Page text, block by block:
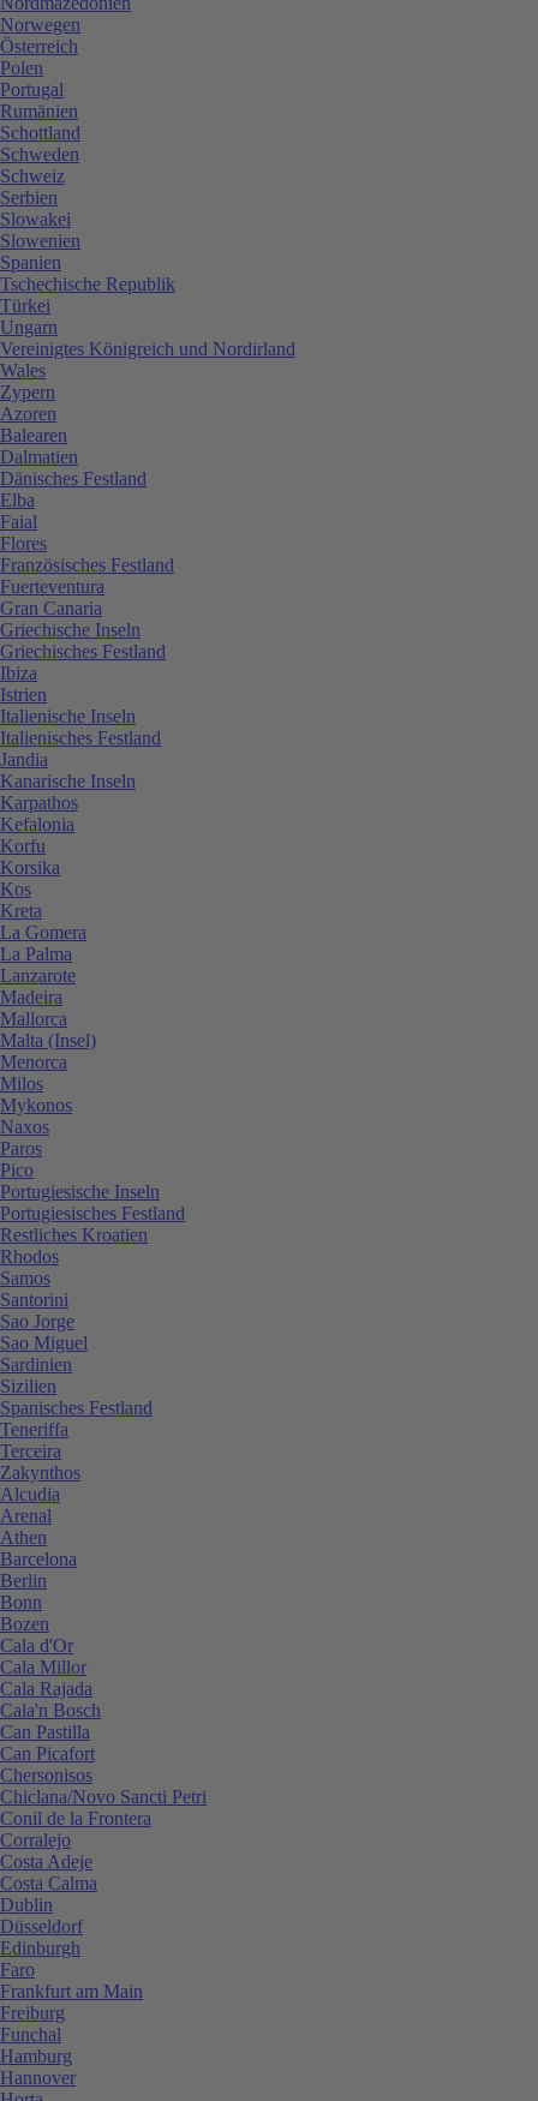
Norwegen
Österreich
Polen
Portugal
Rumänien
Schottland
Schweden
Schweiz
Serbien
Slowakei
Slowenien
Spanien
Tschechische Republik
Türkei
Ungarn
Vereinigtes Königreich und Nordirland
Wales
Zypern
Azoren
Balearen
Dalmatien
Dänisches Festland
Elba
Faial
Flores
Französisches Festland
Fuerteventura
Gran Canaria
Griechische Inseln
Griechisches Festland
Ibiza
Istrien
Italienische Inseln
Italienisches Festland
Jandia
Kanarische Inseln
Karpathos
Kefalonia
Korfu
Korsika
Kos
Kreta
La Gomera
La Palma
Lanzarote
Madeira
Mallorca
Malta (Insel)
Menorca
Milos
Mykonos
Naxos
Paros
Pico
Portugiesische Inseln
Portugiesisches Festland
Restliches Kroatien
Rhodos
Samos
Santorini
Sao Jorge
Sao Miguel
Sardinien
Sizilien
Spanisches Festland
Teneriffa
Terceira
Zakynthos
Alcudia
Arenal
Athen
Barcelona
Berlin
Bonn
Bozen
Cala d'Or
Cala Millor
Cala Rajada
Cala'n Bosch
Can Pastilla
Can Picafort
Chersonisos
Chiclana/Novo Sancti Petri
Conil de la Frontera
Corralejo
Costa Adeje
Costa Calma
Dublin
Düsseldorf
Edinburgh
Faro
Frankfurt am Main
Freiburg
Funchal
Hamburg
Hannover